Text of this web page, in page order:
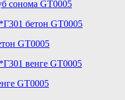
сонома GT0005
GT0005
GT0005